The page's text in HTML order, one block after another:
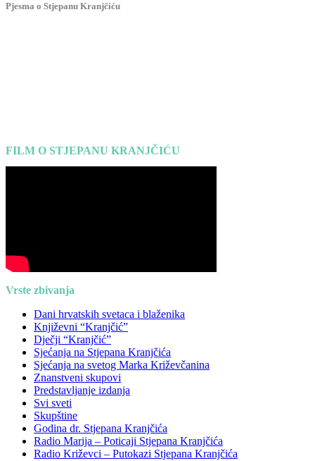
Pjesma o Stjepanu Kranjčiću
FILM O STJEPANU KRANJČIĆU
Vrste zbivanja
Dani hrvatskih svetaca i blaženika
Književni “Kranjčić”
Dječji “Kranjčić”
Sjećanja na Stjepana Kranjčića
Sjećanja na svetog Marka Križevčanina
Znanstveni skupovi
Predstavljanje izdanja
Svi sveti
Skupštine
Godina dr. Stjepana Kranjčića
Radio Marija – Poticaji Stjepana Kranjčića
Radio Križevci – Putokazi Stjepana Kranjčića